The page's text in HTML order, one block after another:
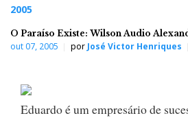
2005
O Paraíso Existe: Wilson Audio
out 07, 2005 por José Victor Henriques
Eduardo é um empresário de